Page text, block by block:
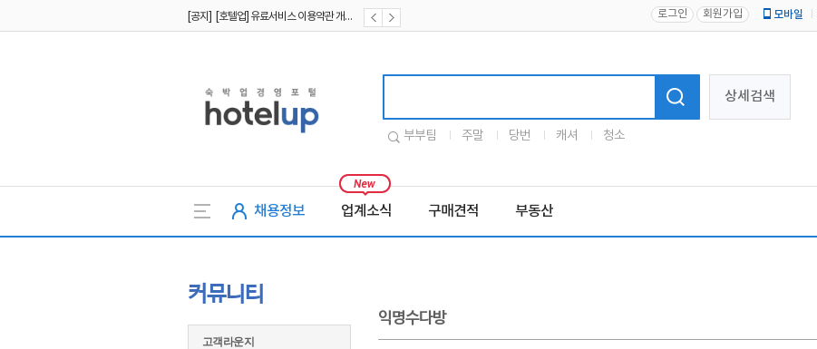
[공지] [호텔업] 개인정보 처리방침 개정본2 (19.09.02) 로그인 회원가입 모바일
상세검색
부부팀 주말 당번 캐셔 청소
채용정보 업계소식 구매견적 부동산
커뮤니티
고객라운지
익명수다방